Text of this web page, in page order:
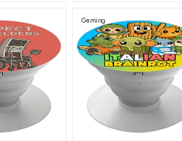
Gaming